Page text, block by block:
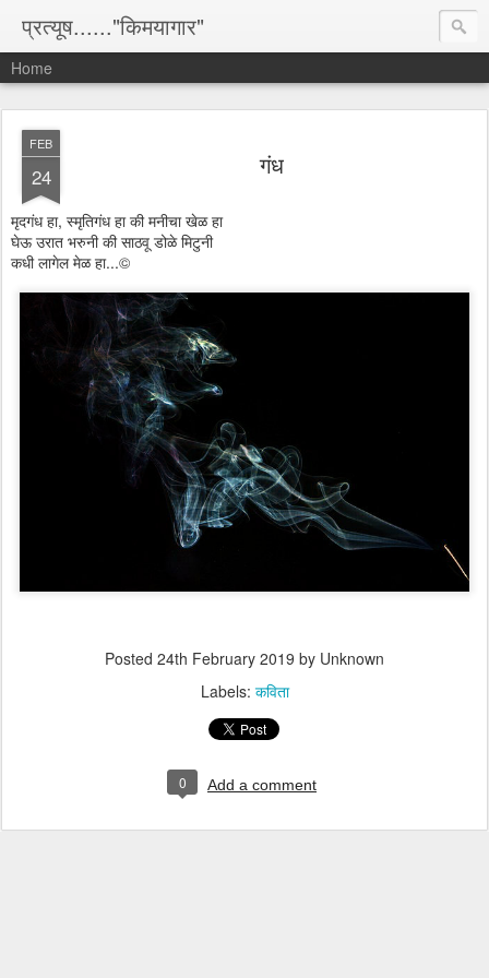
प्रत्यूष......"किमयागार"
Home
FEB
24 गंध
मृदगंध हा, स्मृतिगंध हा की मनीचा खेळ हा
घेऊ उरात भरुनी की साठवू डोळे मिटुनी
कधी लागेल मेळ हा...©
Posted 24th February 2019 by Unknown
Labels: कविता
0 Add a comment